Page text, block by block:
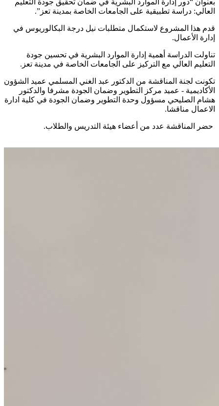
العالي: دراسة تطبيقية على الجامعات الخاصة بمدينة تعز”.
قدم هذا المشروع لاستكمال متطلبات نيل درجة البكالوريوس في
إدارة الأعمال.
تناولت الدراسة أهمية إدارة الموارد البشرية في تحسين جودة
التعليم العالي مع التركيز على الجامعات الخاصة في مدينة تعز.
تكونت لجنة المناقشة من الدكتور عبد الغني المسلمي عميد الشؤون
الأكاديمية - عميد مركز التطوير وضمان الجودة مشرفا والدكتور
هشام الصليحي مسؤول وحدة التطوير وضمان الجودة في كلية ادارة
الاعمال مناقشا.
حضر المناقشة عدد من أعضاء هيئة التدريس والطلاب.